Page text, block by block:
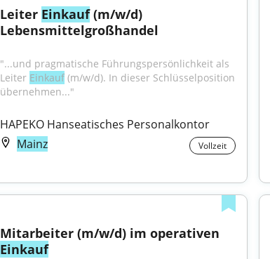
Leiter Einkauf (m/w/d)
Lebensmittelgroßhandel
"...und pragmatische Führungspersönlichkeit als
Leiter Einkauf (m/w/d). In dieser Schlüsselposition
übernehmen..."
HAPEKO Hanseatisches Personalkontor
Mainz
Vollzeit
Einkauf